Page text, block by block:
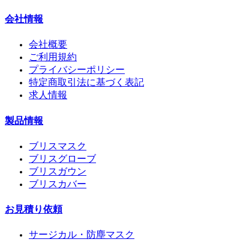
会社情報
会社概要
ご利用規約
プライバシーポリシー
特定商取引法に基づく表記
求人情報
製品情報
ブリスマスク
ブリスグローブ
ブリスガウン
ブリスカバー
お見積り依頼
サージカル・防塵マスク